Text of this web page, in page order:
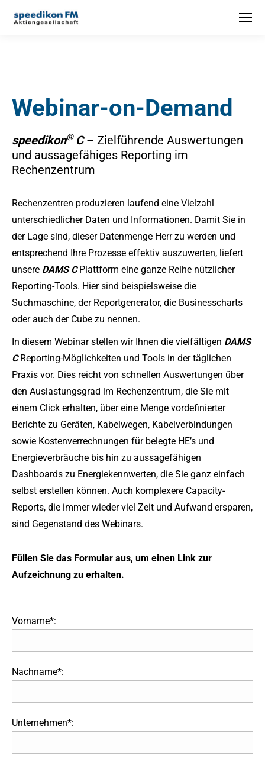
Webinar-on-Demand
speedikon® C– Zielführende Auswertungen
und aussagefähiges Reporting im
Rechenzentrum
Rechenzentren produzieren laufend eine Vielzahl
unterschiedlicher Daten und Informationen. Damit Sie in
der Lage sind, dieser Datenmenge Herr zu werden und
entsprechend Ihre Prozesse effektiv auszuwerten, liefert
unsere DAMS CPlattform eine ganze Reihe nützlicher
Reporting-Tools. Hier sind beispielsweise die
Suchmaschine, der Reportgenerator, die Businesscharts
oder auch der Cube zu nennen.
In diesem Webinar stellen wir Ihnen die vielfältigen DAMS
CReporting-Möglichkeiten und Tools in der täglichen
Praxis vor. Dies reicht von schnellen Auswertungen über
den Auslastungsgrad im Rechenzentrum, die Sie mit
einem Click erhalten, über eine Menge vordefinierter
Berichte zu Geräten, Kabelwegen, Kabelverbindungen
sowie Kostenverrechnungen für belegte HE’s und
Energieverbräuche bis hin zu aussagefähigen
Dashboards zu Energiekennwerten, die Sie ganz einfach
selbst erstellen können. Auch komplexere Capacity-
Reports, die immer wieder viel Zeit und Aufwand ersparen,
sind Gegenstand des Webinars.
Füllen Sie das Formular aus, um einen Link zur
Aufzeichnung zu erhalten.
Vorname*:
Nachname*:
Unternehmen*: